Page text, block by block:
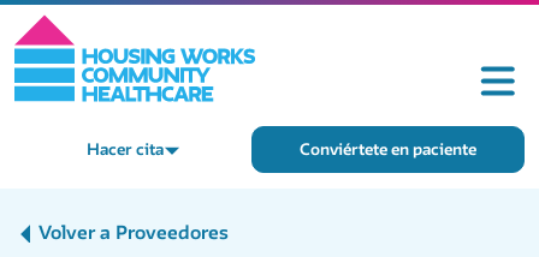
Hacer cita Conviértete en paciente
Volver a Proveedores